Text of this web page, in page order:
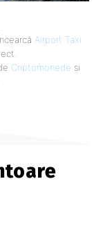
Airport Taxi
Criptomonede si